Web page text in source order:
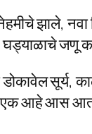
झाले,
घड्याळाचे जणू
सूर्य,
एक आहे आस